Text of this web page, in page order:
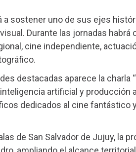
a sostener uno de sus ejes
Durante las jornadas
cine independiente,
destacadas aparece la charla
artificial y producción
dedicados al cine fantástico
de San Salvador de Jujuy, la